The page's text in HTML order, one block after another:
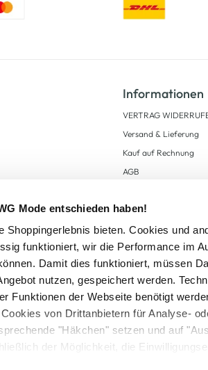
Mode entschieden haben!
bieten. Cookies und
funktioniert, wir die Performance im
Damit dies funktioniert, müssen
nutzen, gespeichert werden.
Funktionen der Webseite benötigt
von Drittanbietern für Analyse-
"Häkchen" setzen und auf
der Möglichkeit, die
Informationen
VERTRAG
Versand & Lieferung
Kauf auf Rechnung
AGB
Zahlungsarten
Datenschutz
AWG CARD
zzgl.